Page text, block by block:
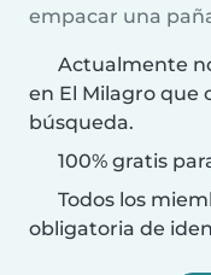
empacar una
Actualmente
en El Milagro que
búsqueda.
100% gratis
Todos los
obligatoria de